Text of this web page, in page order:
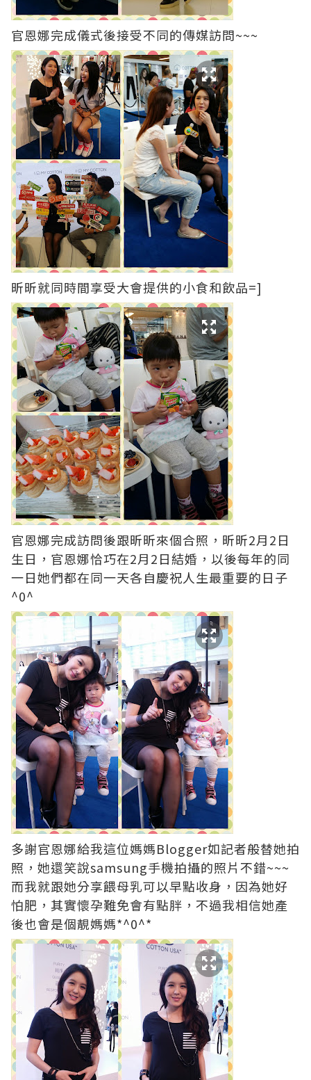
官恩娜完成儀式後接受不同的傳媒訪問~~~
昕昕就同時間享受大會提供的小食和飲品=]
官恩娜完成訪問後跟昕昕來個合照，昕昕2月2日
生日，官恩娜恰巧在2月2日結婚，以後每年的同
一日她們都在同一天各自慶祝人生最重要的日子
^0^
多謝官恩娜給我這位媽媽Blogger如記者般替她拍
照，她還笑說samsung手機拍攝的照片不錯~~~
而我就跟她分享餵母乳可以早點收身，因為她好
怕肥，其實懷孕難免會有點胖，不過我相信她產
後也會是個靚媽媽*^0^*